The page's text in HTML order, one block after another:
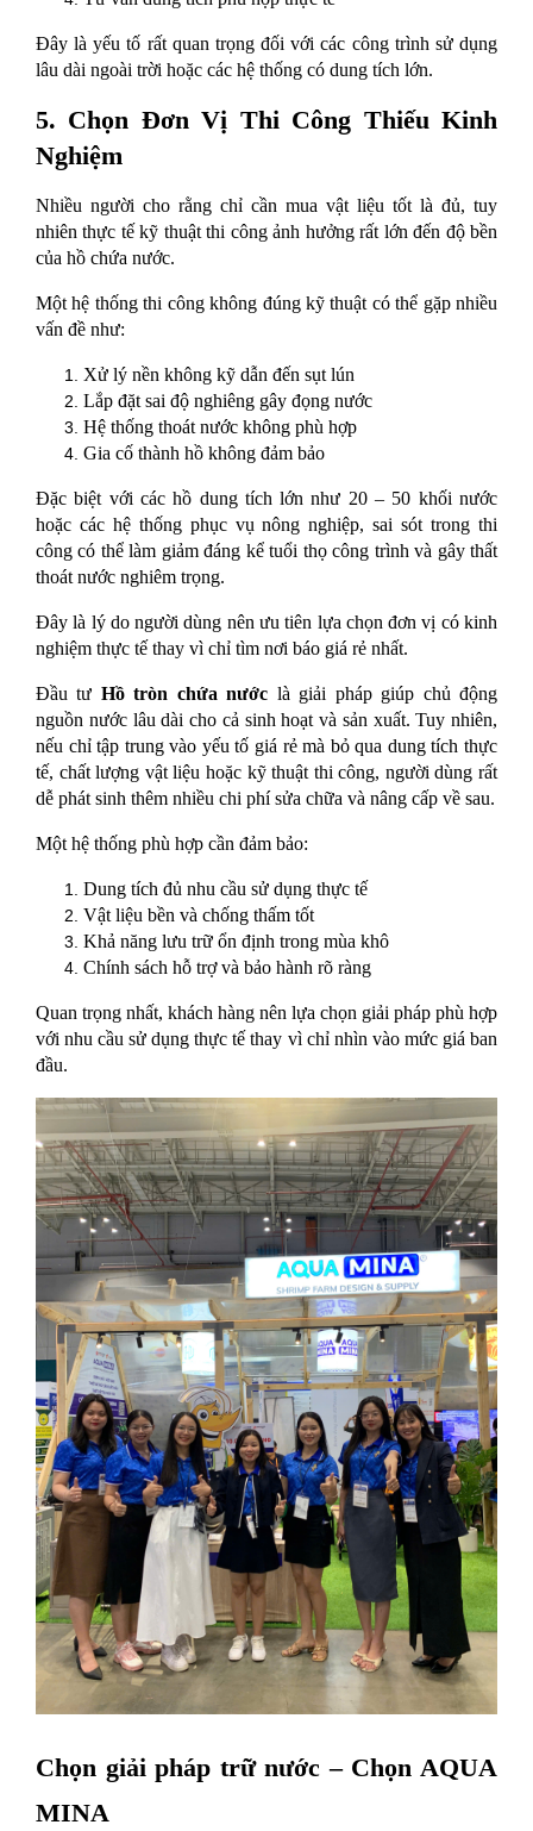
Đây là yếu tố rất quan trọng đối với các công trình sử dụng
lâu dài ngoài trời hoặc các hệ thống có dung tích lớn.
5. Chọn Đơn Vị Thi Công Thiếu Kinh
Nghiệm
Nhiều người cho rằng chỉ cần mua vật liệu tốt là đủ, tuy
nhiên thực tế kỹ thuật thi công ảnh hưởng rất lớn đến độ bền
của hồ chứa nước.
Một hệ thống thi công không đúng kỹ thuật có thể gặp nhiều
vấn đề như:
Xử lý nền không kỹ dẫn đến sụt lún
Lắp đặt sai độ nghiêng gây đọng nước
Hệ thống thoát nước không phù hợp
Gia cố thành hồ không đảm bảo
Đặc biệt với các hồ dung tích lớn như 20 – 50 khối nước
hoặc các hệ thống phục vụ nông nghiệp, sai sót trong thi
công có thể làm giảm đáng kể tuổi thọ công trình và gây thất
thoát nước nghiêm trọng.
Đây là lý do người dùng nên ưu tiên lựa chọn đơn vị có kinh
nghiệm thực tế thay vì chỉ tìm nơi báo giá rẻ nhất.
Đầu tư Hồ tròn chứa nước là giải pháp giúp chủ động
nguồn nước lâu dài cho cả sinh hoạt và sản xuất. Tuy nhiên,
nếu chỉ tập trung vào yếu tố giá rẻ mà bỏ qua dung tích thực
tế, chất lượng vật liệu hoặc kỹ thuật thi công, người dùng rất
dễ phát sinh thêm nhiều chi phí sửa chữa và nâng cấp về sau.
Một hệ thống phù hợp cần đảm bảo:
Dung tích đủ nhu cầu sử dụng thực tế
Vật liệu bền và chống thấm tốt
Khả năng lưu trữ ổn định trong mùa khô
Chính sách hỗ trợ và bảo hành rõ ràng
Quan trọng nhất, khách hàng nên lựa chọn giải pháp phù hợp
với nhu cầu sử dụng thực tế thay vì chỉ nhìn vào mức giá ban
đầu.
Chọn giải pháp trữ nước – Chọn AQUA
MINA